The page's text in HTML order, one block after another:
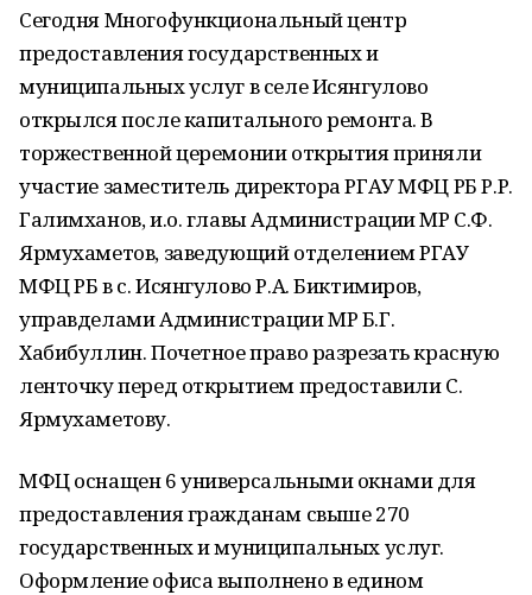
Сегодня Многофункциональный центр
предоставления государственных и
муниципальных услуг в селе Исянгулово
открылся после капитального ремонта. В
торжественной церемонии открытия приняли
участие заместитель директора РГАУ МФЦ РБ Р.Р.
Галимханов, и.о. главы Администрации МР С.Ф.
Ярмухаметов, заведующий отделением РГАУ
МФЦ РБ в с. Исянгулово Р.А. Биктимиров,
управделами Администрации МР Б.Г.
Хабибуллин. Почетное право разрезать красную
ленточку перед открытием предоставили С.
Ярмухаметову.
МФЦ оснащен 6 универсальными окнами для
предоставления гражданам свыше 270
государственных и муниципальных услуг.
Оформление офиса выполнено в едином